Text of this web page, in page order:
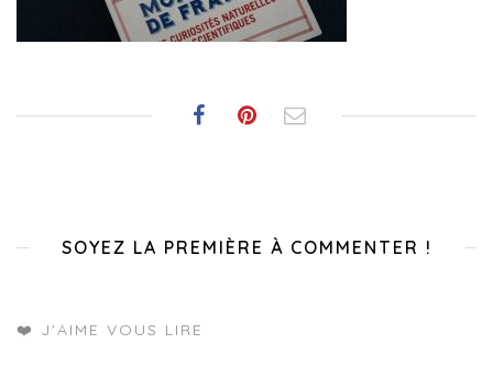
SOYEZ LA PREMIÈRE À COMMENTER !
❤️ J'AIME VOUS LIRE